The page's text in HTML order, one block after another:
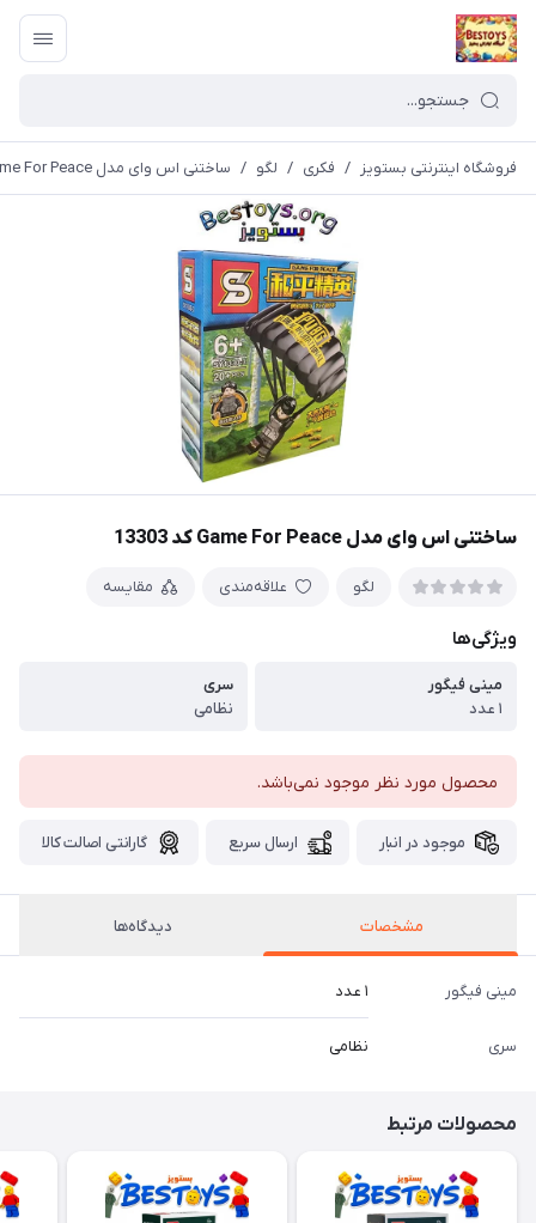
فروشگاه اینترنتی بستویز / فکری / لگو / ساختنی اس وای مدل Game For Peace کد 13303
ساختنی اس وای مدل Game For Peace کد 13303
لگو علاقه‌مندی مقایسه
ویژگی‌ها
مینی فیگور
۱ عدد
سری
نظامی
محصول مورد نظر موجود نمی‌باشد.
موجود در انبار ارسال سریع گارانتی اصالت کالا
مشخصات دیدگاه‌ها
مینی فیگور ۱ عدد
سری نظامی
محصولات مرتبط